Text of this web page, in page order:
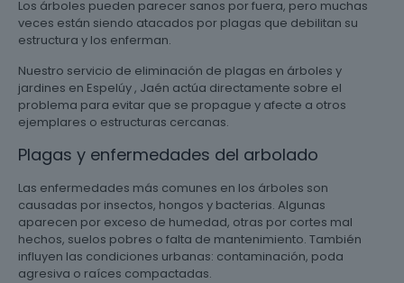
Los árboles pueden parecer sanos por fuera, pero muchas
veces están siendo atacados por plagas que debilitan su
estructura y los enferman.
Nuestro servicio de eliminación de plagas en árboles y
jardines en Espelúy , Jaén actúa directamente sobre el
problema para evitar que se propague y afecte a otros
ejemplares o estructuras cercanas.
Plagas y enfermedades del arbolado
Las enfermedades más comunes en los árboles son
causadas por insectos, hongos y bacterias. Algunas
aparecen por exceso de humedad, otras por cortes mal
hechos, suelos pobres o falta de mantenimiento. También
influyen las condiciones urbanas: contaminación, poda
agresiva o raíces compactadas.